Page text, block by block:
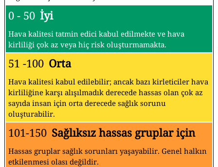
0 - 50 İyi
Hava kalitesi tatmin edici kabul edilmekte ve hava
kirliliği çok az veya hiç risk oluşturmamakta.
51 -100 Orta
Hava kalitesi kabul edilebilir; ancak bazı kirleticiler hava
kirliliğine karşı alışılmadık derecede hassas olan çok az
sayıda insan için orta derecede sağlık sorunu
oluşturabilir.
101-150 Sağlıksız hassas gruplar için
Hassas gruplar sağlık sorunları yaşayabilir. Genel halkın
etkilenmesi olası değildir.